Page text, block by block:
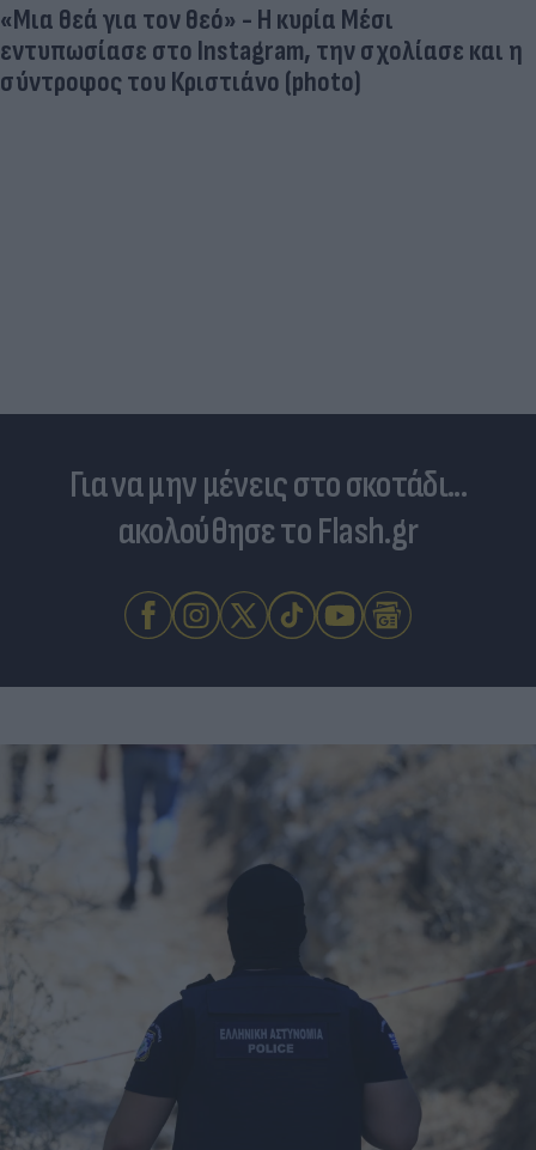
«Μια θεά για τον θεό» - Η κυρία Μέσι
εντυπωσίασε στο Instagram, την σχολίασε και η
σύντροφος του Κριστιάνο (photo)
Για να μην μένεις στο σκοτάδι...
ακολούθησε το Flash.gr